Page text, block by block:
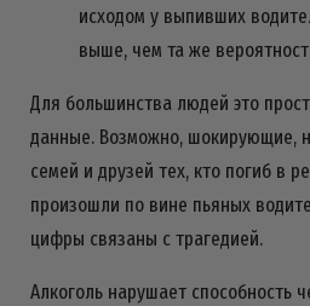
исходом у выпивших
выше, чем та же
Для большинства людей это
данные. Возможно, шокирующие,
семей и друзей тех, кто погиб в
произошли по вине пьяных
цифры связаны с трагедией.
Алкоголь нарушает способность